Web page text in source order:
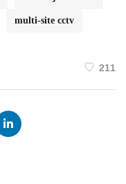
multi-site cctv
211